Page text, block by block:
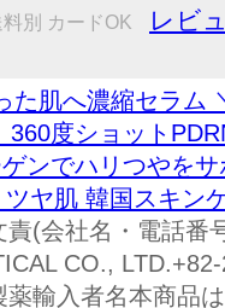
別 カードOK
レビ
た肌へ濃縮セラム
360度ショット
ンでハリつやを
ヤ肌 韓国スキン
責(会社名・電話番
CO.,
薬輸入者名本商品